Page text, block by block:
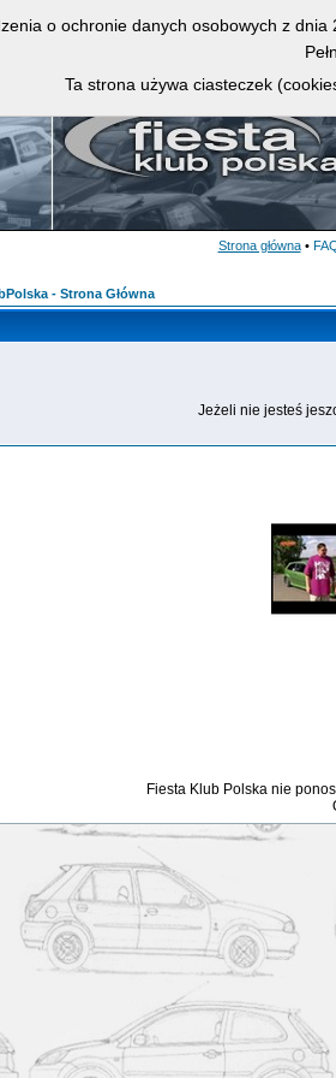
Strona główna •
- Strona Główna
Jeżeli nie jesteś
Fiesta Klub Polska nie
o ochronie danych osobowych z
Ta strona używa ciasteczek